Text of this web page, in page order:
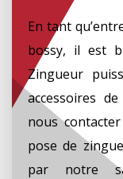
En tant
bossy, il est
Zingueur
accessoires
nous
pose de
par notre